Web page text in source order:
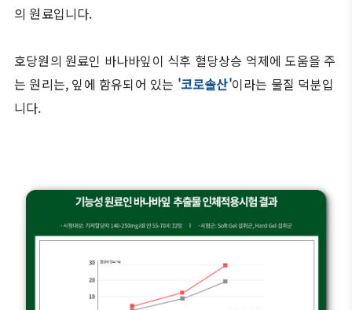
의 원료입니다.
호당원의 원료인 바나바잎이 식후 혈당상승 억제에 도움을 주
는 원리는, 잎에 함유되어 있는 '코로솔산'이라는 물질 덕분입
니다.